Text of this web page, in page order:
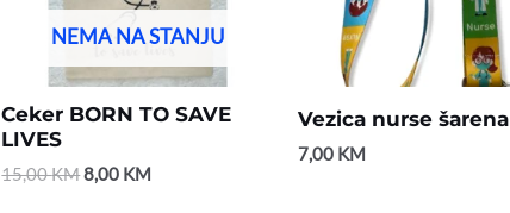
NEMA NA STANJU
Ceker BORN TO SAVE
LIVES
15,00KM8,00 KM
Vezica nurse šarena
7,00 KM